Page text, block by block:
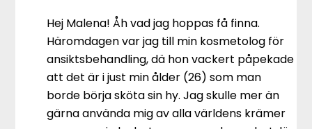
Hej Malena! Åh vad jag hoppas få finna.
Häromdagen var jag till min kosmetolog för
ansiktsbehandling, dä hon vackert påpekade
att det är i just min ålder (26) som man
borde börja sköta sin hy. Jag skulle mer än
gärna använda mig av alla världens krämer